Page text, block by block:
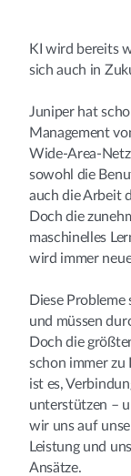
KI wird bereits
sich auch in
Juniper hat
Management
Wide-Area-
sowohl die
auch die Arbeit
Doch die
maschinelles
wird immer
Diese
und müssen
Doch die
schon immer zu
ist es,
unterstützen –
wir uns auf
Leistung und
Ansätze.